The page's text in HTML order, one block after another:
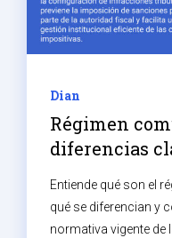
Dian
Régimen
diferencias
Entiende qué son el
qué se diferencian y
normativa vigente de